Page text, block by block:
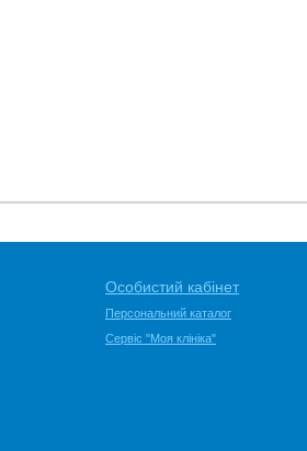
Особистий кабінет
Персональний каталог
Сервіс "Моя клініка"